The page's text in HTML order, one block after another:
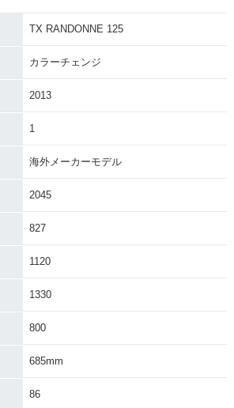
TX RANDONNE 125
カラーチェンジ
2013
1
海外メーカーモデル
2045
827
1120
1330
800
685mm
86